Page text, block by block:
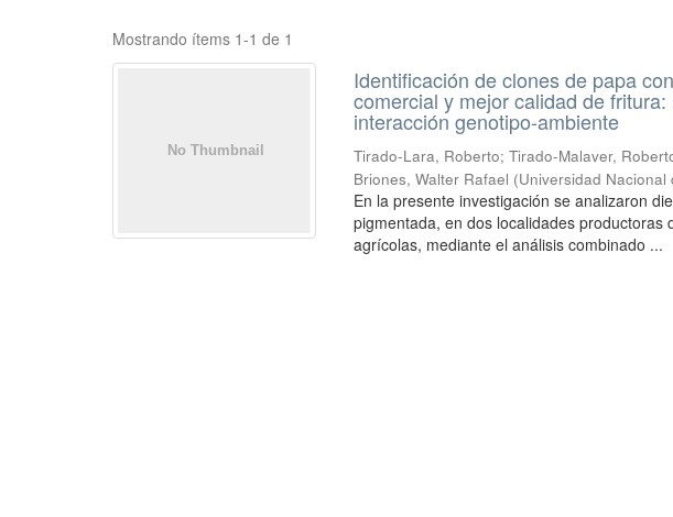
Mostrando ítems 1-1 de 1
Identificación de clones de papa
comercial y mejor calidad de
interacción genotipo-ambiente
Tirado-Lara, Roberto;Tirado-Malaver,
Briones, Walter Rafael (Universidad Nacional
En la presente investigación se analizaron
pigmentada, en dos localidades
agrícolas, mediante el análisis combinado ...